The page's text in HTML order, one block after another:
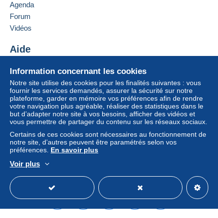
paiement integré au site
vendeur à l’acheteur. Un achat non payé peut
entraîner des conséquences au niveau du compte
Si les conditions de vente du vendeur comportent
considérer comme nulles et non avenues. Les
conditions de paiement du site Delcampe, telles
que définies dans lesconditions d’utilisation , sont
les seules applicables.
Les achats doivent être payés dans les 14 jours
vendeur.
Garantie :
Droit de rétractation
l’acheteur.
Pour connaître les délais de retour et de
remboursement du lot, consultez les
conditions
Ajouter ce vendeur aux favoris
Information concernant les cookies
Notre site utilise des cookies pour les finalités suivantes : vous
fournir les services demandés, assurer la sécurité sur notre
plateforme, garder en mémoire vos préférences afin de rendre
votre navigation plus agréable, réaliser des statistiques dans le
but d’adapter notre site à vos besoins, afficher des vidéos et
vous permettre de partager du contenu sur les réseaux sociaux.
Certains de ces cookies sont nécessaires au fonctionnement de
notre site, d’autres peuvent être paramétrés selon vos
préférences. En savoir plus
Voir plus
Agenda
Forum
Vidéos
Aide
Acheter sur Delcampe
Vendre sur Delcampe
Un site sécurisé